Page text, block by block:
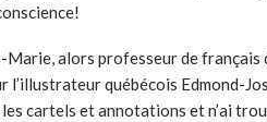
Marie, alors professeur de français
l’illustrateur québécois Edmond-
cartels et annotations et n’ai